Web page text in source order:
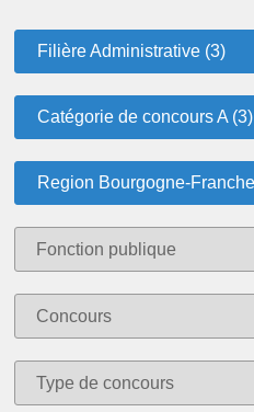
Filière Administrative (3)
Catégorie de concours A (3)
Region Bourgogne-